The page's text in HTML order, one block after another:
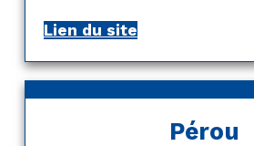
Lien du site
Pérou